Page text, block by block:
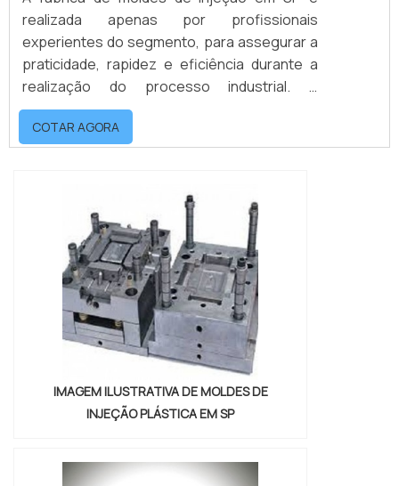
realizada apenas por profissionais
experientes do segmento, para assegurar a
praticidade, rapidez e eficiência durante a
realização do processo industrial. A
fabricação de confiança comprovada segue
todas as normas exigidas.Durante a
fabricação de moldes algumas etapas são
especificações técnicas sejam seguidas à
risca, já que o desempenho do molde
interfere diret...
COTAR AGORA
IMAGEM ILUSTRATIVA DE MOLDES DE
INJEÇÃO PLÁSTICA EM SP